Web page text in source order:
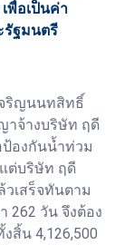
พื่อเป็นค่า
รัฐมนตรี
ริญนนทสิทธิ์
าจ้างบริษัท ฤดี
ป้องกันน้ำท่วม
แต่บริษัท ฤดี
วเสร็จทันตาม
262 วัน จึงต้อง
สิ้น 4,126,500